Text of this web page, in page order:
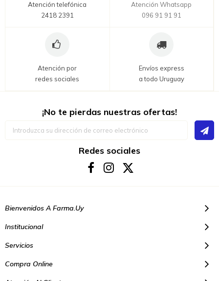
Atención telefónica
2418 2391
Atención Whatsapp
096 91 91 91
Atención por
redes sociales
Envíos express
a todo Uruguay
¡No te pierdas nuestras ofertas!
Redes sociales
Bienvenidos A Farma.uy
Institucional
Servicios
Compra Online